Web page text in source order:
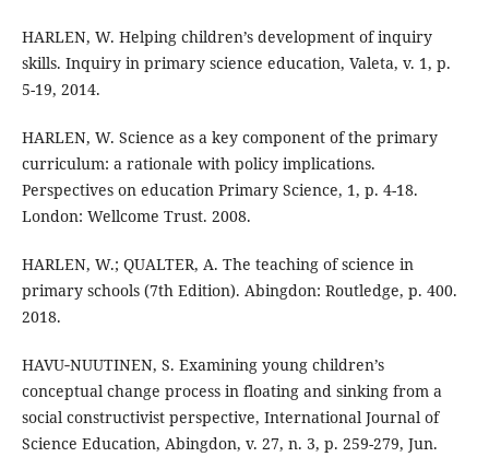
HARLEN, W. Helping children’s development of inquiry
skills. Inquiry in primary science education, Valeta, v. 1, p.
5-19, 2014.
HARLEN, W. Science as a key component of the primary
curriculum: a rationale with policy implications.
Perspectives on education Primary Science, 1, p. 4-18.
London: Wellcome Trust. 2008.
HARLEN, W.; QUALTER, A. The teaching of science in
primary schools (7th Edition). Abingdon: Routledge, p. 400.
2018.
HAVU‐NUUTINEN, S. Examining young children’s
conceptual change process in floating and sinking from a
social constructivist perspective, International Journal of
Science Education, Abingdon, v. 27, n. 3, p. 259-279, Jun.